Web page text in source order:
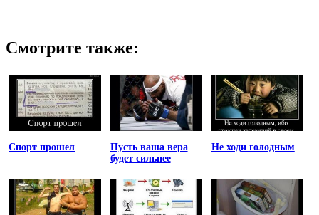
Смотрите также:
Спорт прошел
Пусть ваша вера
будет сильнее
Не ходи голодным